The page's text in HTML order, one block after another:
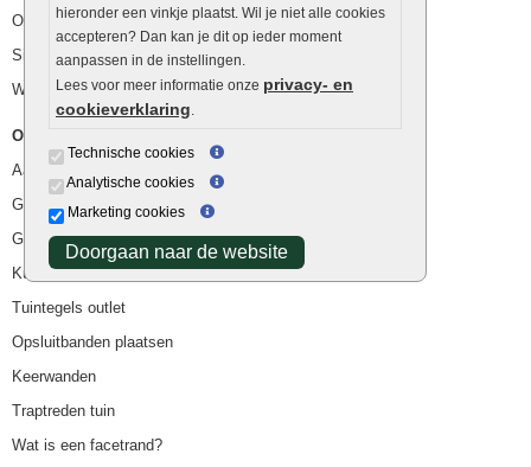
hieronder een vinkje plaatst. Wil je niet alle cookies
accepteren? Dan kan je dit op ieder moment
aanpassen in de instellingen.
Lees voor meer informatie onze privacy- en
cookieverklaring.
Technische cookies
Analytische cookies
Marketing cookies
Doorgaan naar de website
Ophoogzand
Siergrind en siersplit
Waterafvoer
Overig
Aanbiedingen
Goedkope bestrating
Goedkope tuintegels
Kunstgras
Tuintegels outlet
Opsluitbanden plaatsen
Keerwanden
Traptreden tuin
Wat is een facetrand?